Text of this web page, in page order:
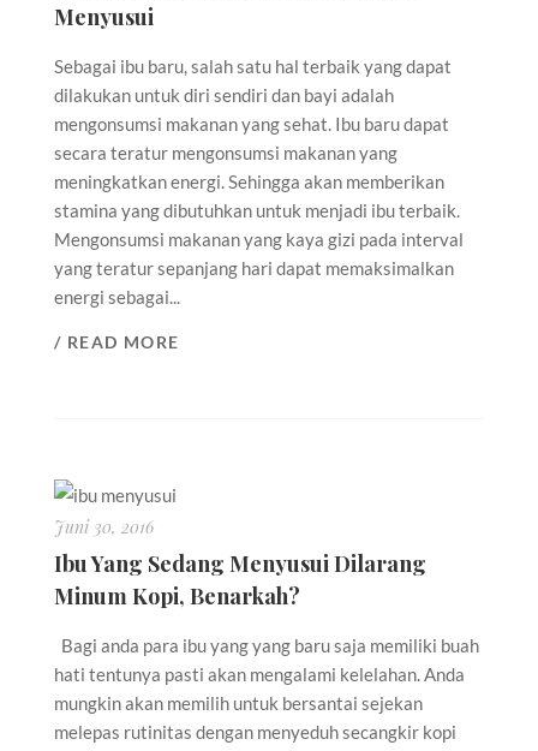
Menyusui
Sebagai ibu baru, salah satu hal terbaik yang dapat
dilakukan untuk diri sendiri dan bayi adalah
mengonsumsi makanan yang sehat. Ibu baru dapat
secara teratur mengonsumsi makanan yang
meningkatkan energi. Sehingga akan memberikan
stamina yang dibutuhkan untuk menjadi ibu terbaik.
Mengonsumsi makanan yang kaya gizi pada interval
yang teratur sepanjang hari dapat memaksimalkan
energi sebagai...
/ READ MORE
Juni 30, 2016
Ibu Yang Sedang Menyusui Dilarang
Minum Kopi, Benarkah?
Bagi anda para ibu yang yang baru saja memiliki buah
hati tentunya pasti akan mengalami kelelahan. Anda
mungkin akan memilih untuk bersantai sejekan
melepas rutinitas dengan menyeduh secangkir kopi